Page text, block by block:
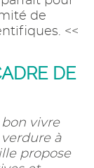
de
<<
DE
vivre
à
propose